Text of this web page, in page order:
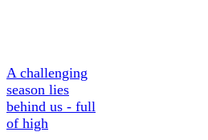
A challenging
season lies
behind us - full
of high